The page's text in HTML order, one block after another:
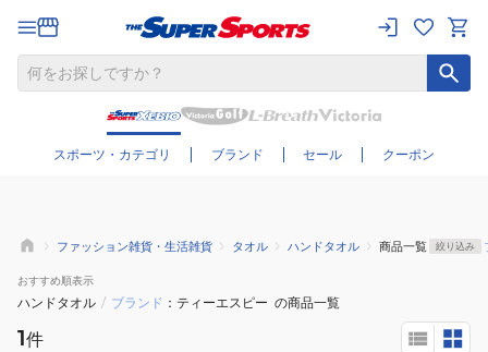
スポーツ・カテゴリ ブランド セール クーポン
さらに絞り込む
ファッション雑貨・生活雑貨 タオル ハンドタオル 商品一覧 絞り込み
おすすめ順表示
ハンドタオル / ブランド ティーエスピー の商品一覧
1件